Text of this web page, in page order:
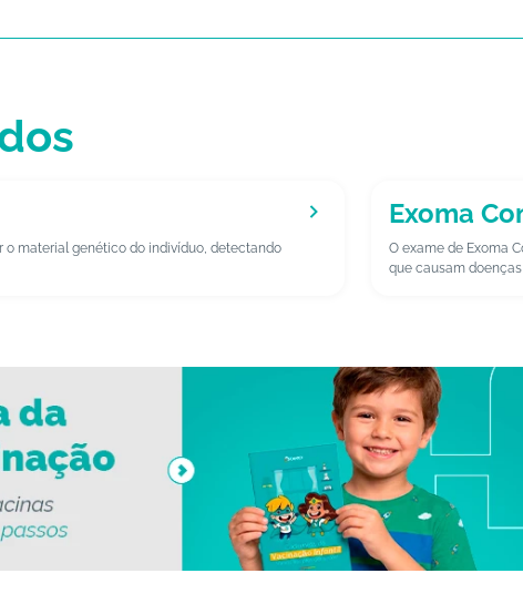
o material genético do indivíduo, detectando
Exoma
O exame de Exoma
que causam